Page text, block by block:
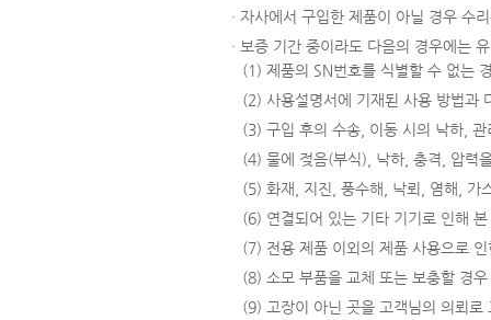
· 자사에서 구입한 제품이 아닐 경우 수
· 보증 기간 중이라도 다음의 경우에는
(1) 제품의 SN번호를 식별할 수 없는
(2) 사용설명서에 기재된 사용 방법과
(3) 구입 후의 수송, 이동 시의 낙하,
(4) 물에 젖음(부식), 낙하, 충격, 압력
(5) 화재, 지진, 풍수해, 낙뢰, 염해, 가
(6) 연결되어 있는 기타 기기로 인해
(7) 전용 제품 이외의 제품 사용으로
(8) 소모 부품을 교체 또는 보충할 경우
(9) 고장이 아닌 곳을 고객님의 의뢰로